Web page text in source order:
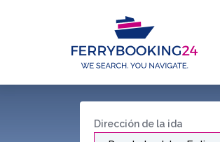
Dirección de la ida